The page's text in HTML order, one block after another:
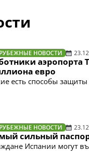
НОВОСТИ
аэропорта
евро
есть способы защиты
НОВОСТИ
сильный
Испании могут